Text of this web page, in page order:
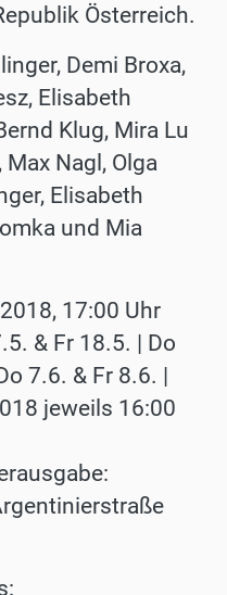
Österreich.
Demi Broxa,
Elisabeth
Klug, Mira Lu
Nagl, Olga
Elisabeth
und Mia
17:00 Uhr
& Fr 18.5. | Do
7.6. & Fr 8.6. |
jeweils 16:00